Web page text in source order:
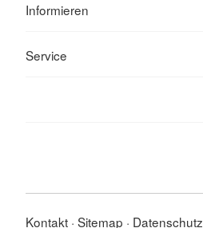
Informieren
Service
Kontakt Sitemap Datenschutz